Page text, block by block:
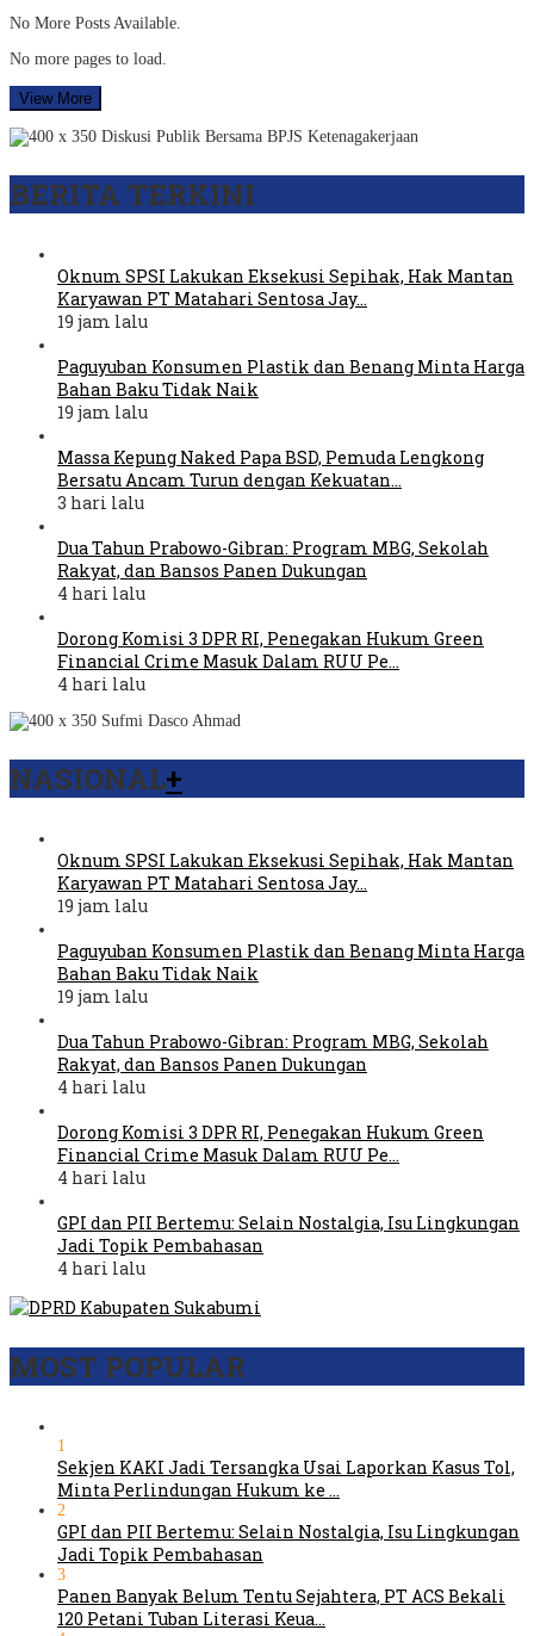
No More Posts Available.
No more pages to load.
View More
BERITA TERKINI
Oknum SPSI Lakukan Eksekusi Sepihak, Hak Mantan
Karyawan PT Matahari Sentosa Jay…
19 jam lalu
Paguyuban Konsumen Plastik dan Benang Minta Harga
Bahan Baku Tidak Naik
19 jam lalu
Massa Kepung Naked Papa BSD, Pemuda Lengkong
Bersatu Ancam Turun dengan Kekuatan…
3 hari lalu
Dua Tahun Prabowo-Gibran: Program MBG, Sekolah
Rakyat, dan Bansos Panen Dukungan
4 hari lalu
Dorong Komisi 3 DPR RI, Penegakan Hukum Green
Financial Crime Masuk Dalam RUU Pe…
4 hari lalu
NASIONAL+
Oknum SPSI Lakukan Eksekusi Sepihak, Hak Mantan
Karyawan PT Matahari Sentosa Jay…
19 jam lalu
Paguyuban Konsumen Plastik dan Benang Minta Harga
Bahan Baku Tidak Naik
19 jam lalu
Dua Tahun Prabowo-Gibran: Program MBG, Sekolah
Rakyat, dan Bansos Panen Dukungan
4 hari lalu
Dorong Komisi 3 DPR RI, Penegakan Hukum Green
Financial Crime Masuk Dalam RUU Pe…
4 hari lalu
GPI dan PII Bertemu: Selain Nostalgia, Isu Lingkungan
Jadi Topik Pembahasan
4 hari lalu
MOST POPULAR
1
Sekjen KAKI Jadi Tersangka Usai Laporkan Kasus Tol,
Minta Perlindungan Hukum ke …
2
GPI dan PII Bertemu: Selain Nostalgia, Isu Lingkungan
Jadi Topik Pembahasan
3
Panen Banyak Belum Tentu Sejahtera, PT ACS Bekali
120 Petani Tuban Literasi Keua…